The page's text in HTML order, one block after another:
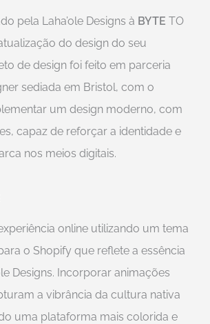
pela Laha’ole Designs à BYTE TO
do design do seu
de design foi feito em parceria
sediada em Bristol, com o
um design moderno, com
capaz de reforçar a identidade e
nos meios digitais.
online utilizando um tema
o Shopify que reflete a essência
Designs. Incorporar animações
a vibrância da cultura nativa
uma plataforma mais colorida e